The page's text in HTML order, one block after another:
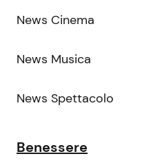
News Cinema
News Musica
News Spettacolo
Benessere